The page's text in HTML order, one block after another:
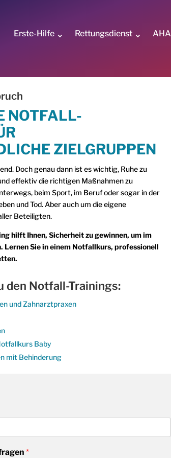
Erste-Hilfe Rettungsdienst AHA
NOTFALL-
ZIELGRUPPEN
Doch genau dann ist es wichtig, Ruhe zu
effektiv die richtigen Maßnahmen zu
beim Sport, im Beruf oder sogar in der
und Tod. Aber auch um die eigene
Beteiligten.
hilft Ihnen, Sicherheit zu gewinnen, um im
Lernen Sie in einem Notfallkurs, professionell
den Notfall-Trainings:
und Zahnarztpraxen
Baby
mit Behinderung
*